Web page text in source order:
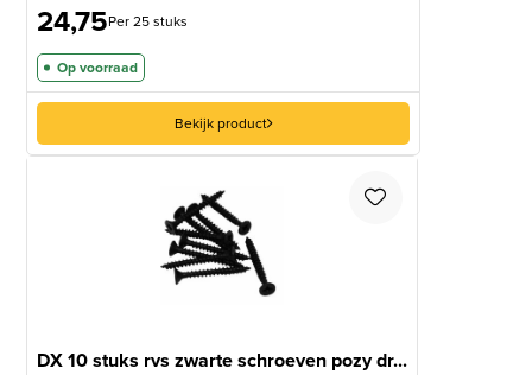
24,75Per 25 stuks
Op voorraad
Bekijk product
DX 10 stuks rvs zwarte schroeven pozy dr...